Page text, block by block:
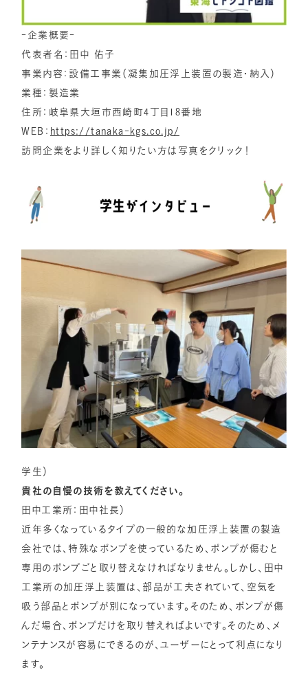
-企業概要-
代表者名：田中 佑子
事業内容：設備工事業（凝集加圧浮上装置の製造・納入）
業種：製造業
住所：岐阜県大垣市西崎町4丁目18番地
WEB： https://tanaka-kgs.co.jp/
訪問企業をより詳しく知りたい方は写真をクリック！
学生）
貴社の自慢の技術を教えてください。
田中工業所：田中社長）
近年多くなっているタイプの一般的な加圧浮上装置の製造
会社では、特殊なポンプを使っているため、ポンプが傷むと
専用のポンプごと取り替えなければなりません。しかし、田中
工業所の加圧浮上装置は、部品が工夫されていて、空気を
吸う部品とポンプが別になっています。そのため、ポンプが傷
んだ場合、ポンプだけを取り替えればよいです。そのため、メ
ンテナンスが容易にできるのが、ユーザーにとって利点になり
ます。